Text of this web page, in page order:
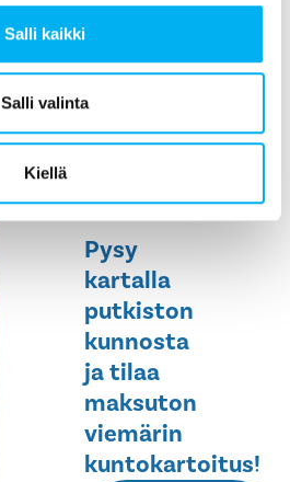
Salli kaikki
Salli valinta
Kiellä
viihtyisyyttä,
ehkäisee
vesivahinkoja,
helpottaa
pidentää
elinikää.
Pysy
kartalla
putkiston
kunnosta
ja tilaa
maksuton
viemärin
kuntokartoitus!